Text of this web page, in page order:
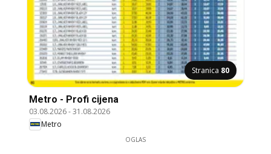
Stranica 80
Metro - Profi cijena
03.08.2026-31.08.2026
Metro
OGLAS